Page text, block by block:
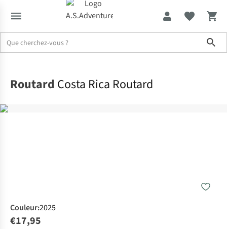
Routard Costa Rica Routard
Couleur:2025
€17,95